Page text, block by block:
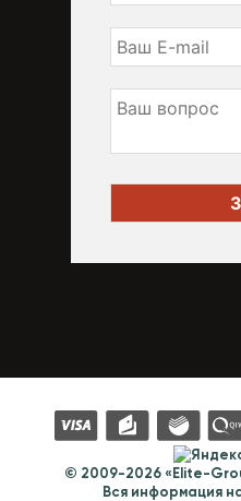
© 2009-2026 «Elite-
Вся информация